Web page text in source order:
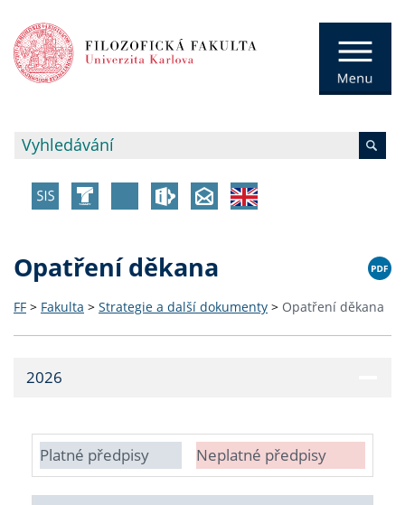
Opatření děkana
FF > Fakulta > Strategie a další dokumenty > Opatření děkana
2026
Platné předpisy Neplatné předpisy